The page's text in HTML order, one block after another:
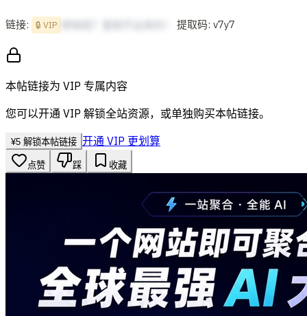
链接: 🔒 VIP 提取码: v7y7
本帖链接为 VIP 专属内容
您可以开通 VIP 解锁全站资源，或单独购买本帖链接。
¥5 解锁本帖链接 开通 VIP 更划算
点赞 踩 收藏